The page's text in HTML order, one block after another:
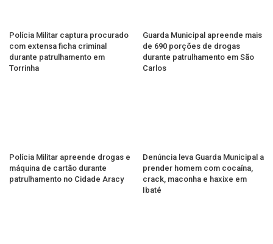
Polícia Militar captura procurado
com extensa ficha criminal
durante patrulhamento em
Torrinha
Guarda Municipal apreende mais
de 690 porções de drogas
durante patrulhamento em São
Carlos
Polícia Militar apreende drogas e
máquina de cartão durante
patrulhamento no Cidade Aracy
Denúncia leva Guarda Municipal a
prender homem com cocaína,
crack, maconha e haxixe em
Ibaté